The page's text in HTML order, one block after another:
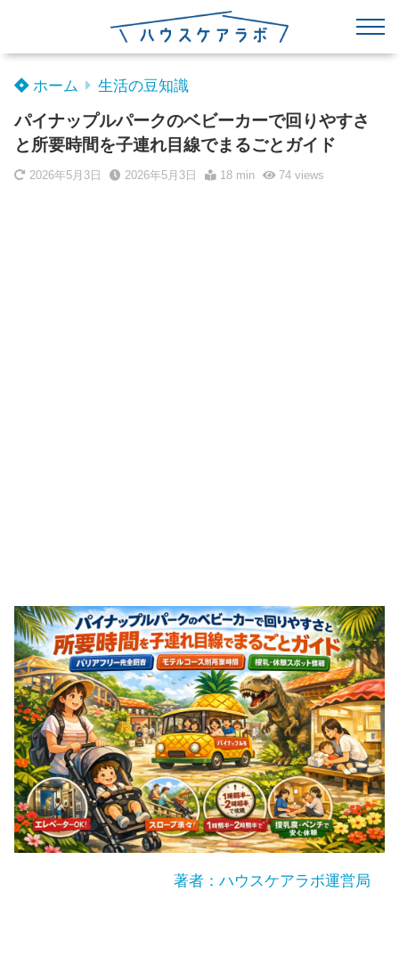
ホーム 生活の豆知識
パイナップルパークのベビーカーで回りやすさ
と所要時間を子連れ目線でまるごとガイド
2026年5月3日 2026年5月3日 18 min 74views
著者：ハウスケアラボ運営局